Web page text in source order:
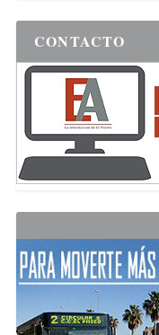
CONTACTO